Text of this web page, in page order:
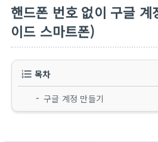
핸드폰 번호 없이 구글 계
이드 스마트폰)
목차
구글 계정 만들기